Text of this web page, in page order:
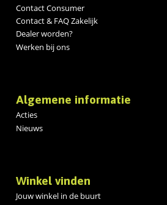
Contact Consumer
Contact & FAQ Zakelijk
Dealer worden?
Werken bij ons
Algemene informatie
Acties
Nieuws
Winkel vinden
Jouw winkel in de buurt